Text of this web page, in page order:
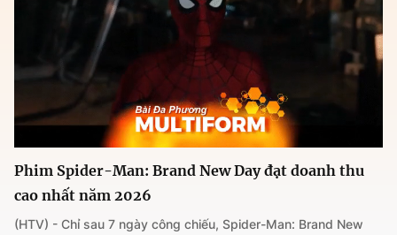
Phim Spider-Man: Brand New Day đạt doanh thu
cao nhất năm 2026
(HTV) - Chỉ sau 7 ngày công chiếu, Spider-Man: Brand New